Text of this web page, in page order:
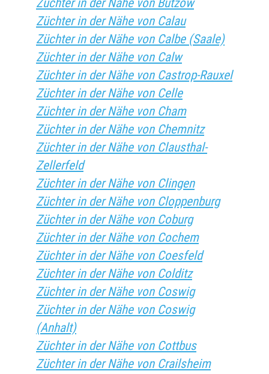
Züchter in der Nähe von Bützow
Züchter in der Nähe von Calau
Züchter in der Nähe von Calbe (Saale)
Züchter in der Nähe von Calw
Züchter in der Nähe von Castrop-Rauxel
Züchter in der Nähe von Celle
Züchter in der Nähe von Cham
Züchter in der Nähe von Chemnitz
Züchter in der Nähe von Clausthal-
Zellerfeld
Züchter in der Nähe von Clingen
Züchter in der Nähe von Cloppenburg
Züchter in der Nähe von Coburg
Züchter in der Nähe von Cochem
Züchter in der Nähe von Coesfeld
Züchter in der Nähe von Colditz
Züchter in der Nähe von Coswig
Züchter in der Nähe von Coswig
(Anhalt)
Züchter in der Nähe von Cottbus
Züchter in der Nähe von Crailsheim